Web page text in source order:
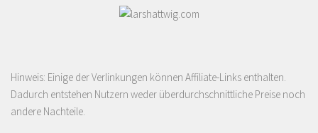
Hinweis: Einige der Verlinkungen können Affiliate-Links enthalten.
Dadurch entstehen Nutzern weder überdurchschnittliche Preise noch
andere Nachteile.